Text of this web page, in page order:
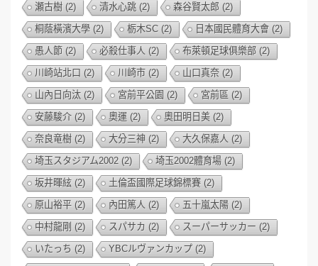
瀬古樹 (2) 清水心跳 (2) 森谷賢太郎 (2)
桐蔭橫濱大學 (2) 栃木SC (2) 日本國民體育大會 (2)
愚人節 (2) 必殺仕事人 (2) 布萊頓足球俱樂部 (2)
川崎站北口 (2) 川崎市 (2) 山口真奈 (2)
山內日向汰 (2) 宮前平公園 (2) 宮前區 (2)
安藤駿介 (2) 奧運 (2) 奧田明日美 (2)
奈良竜樹 (2) 大分三神 (2) 大久保嘉人 (2)
埼玉スタジアム2002 (2) 埼玉2002體育場 (2)
坂井暉絃 (2) 土倫盃國際足球錦標賽 (2)
原山裕平 (2) 內田篤人 (2) 五十嵐太陽 (2)
中村龍剛 (2) スパサカ (2) スーパーサッカー (2)
いたっち (2) YBCルヴァンカップ (2)